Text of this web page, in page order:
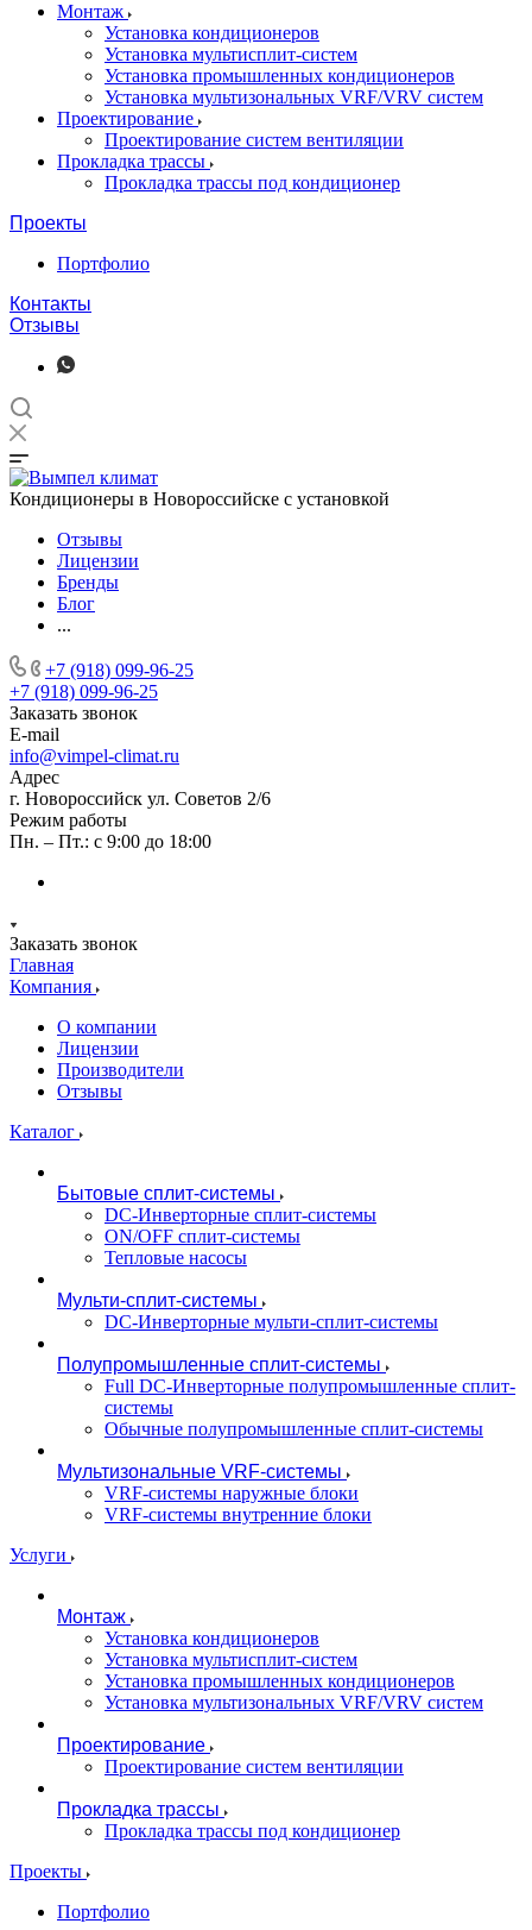
Монтаж
Установка кондиционеров
Установка мультисплит-систем
Установка промышленных кондиционеров
Установка мультизональных VRF/VRV систем
Проектирование
Проектирование систем вентиляции
Прокладка трассы
Прокладка трассы под кондиционер
Проекты
Портфолио
Контакты
Отзывы
Кондиционеры в Новороссийске с установкой
Отзывы
Лицензии
Бренды
Блог
...
+7 (918) 099-96-25
+7 (918) 099-96-25
Заказать звонок
E-mail
info@vimpel-climat.ru
Адрес
г. Новороссийск ул. Советов 2/6
Режим работы
Пн. – Пт.: с 9:00 до 18:00
Заказать звонок
Главная
Компания
О компании
Лицензии
Производители
Отзывы
Каталог
Бытовые сплит-системы
DC-Инверторные сплит-системы
ON/OFF сплит-системы
Тепловые насосы
Мульти-сплит-системы
DC-Инверторные мульти-сплит-системы
Полупромышленные сплит-системы
Full DC-Инверторные полупромышленные сплит-
системы
Обычные полупромышленные сплит-системы
Мультизональные VRF-системы
VRF-системы наружные блоки
VRF-системы внутренние блоки
Услуги
Монтаж
Установка кондиционеров
Установка мультисплит-систем
Установка промышленных кондиционеров
Установка мультизональных VRF/VRV систем
Проектирование
Проектирование систем вентиляции
Прокладка трассы
Прокладка трассы под кондиционер
Проекты
Портфолио